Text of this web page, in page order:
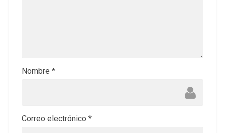
Nombre *
Correo electrónico *